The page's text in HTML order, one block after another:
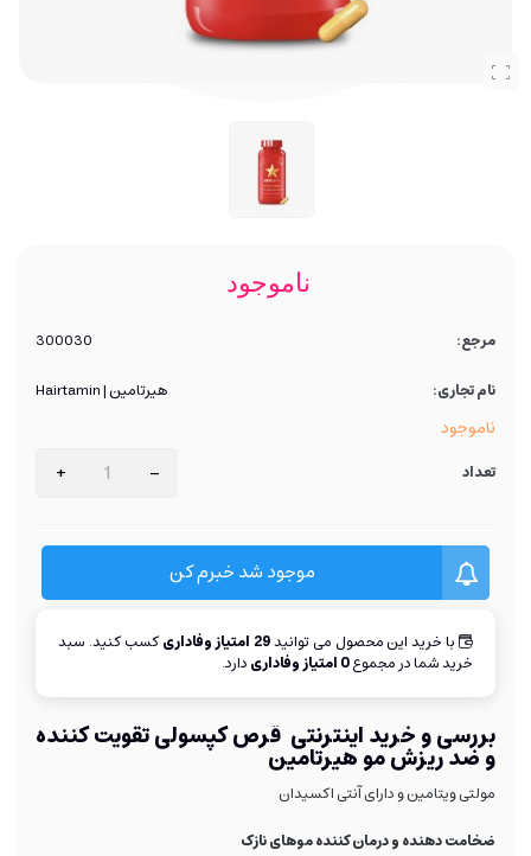
بررسی و خرید اینترنتی قرص کپسولی تقویت کننده
و ضد ریزش مو هیرتامین
مولتی ویتامین و دارای آنتی اکسیدان
ضخامت دهنده و درمان کننده موهای نازک
ناموجود
مرجع:
300030
نام تجاری:
هیرتامین | Hairtamin
ناموجود
تعداد -
+
موجود شد خبرم کن
با خرید این محصول می توانید29 امتیاز وفاداریکسب کنید. سبد
خرید شما در مجموع0امتیاز وفاداریدارد.